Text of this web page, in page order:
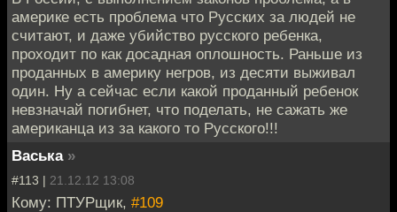
америке есть проблема что Русских за людей не
считают, и даже убийство русского ребенка,
проходит по как досадная оплошность. Раньше из
проданных в америку негров, из десяти выживал
один. Ну а сейчас если какой проданный ребенок
невзначай погибнет, что поделать, не сажать же
американца из за какого то Русского!!!
Васька »
#113 | 21.12.12 13:08
Кому: ПТУРщик, #109